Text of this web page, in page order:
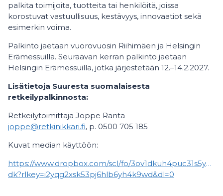
palkita toimijoita, tuotteita tai henkilöitä, joissa
korostuvat vastuullisuus, kestävyys, innovaatiot sekä
esimerkin voima.
Palkinto jaetaan vuorovuosin Riihimäen ja Helsingin
Erämessuilla. Seuraavan kerran palkinto jaetaan
Helsingin Erämessuilla, jotka järjestetään 12.–14.2.2027.
Lisätietoja Suuresta suomalaisesta
retkeilypalkinnosta:
Retkeilytoimittaja Joppe Ranta
joppe@retkinikkari.fi, p. 0500 705 185
Kuvat median käyttöön:
https://www.dropbox.com/scl/fo/
dk?rlkey=i2yqg2xsk53pj6hlb6yh4k9wd&dl=0